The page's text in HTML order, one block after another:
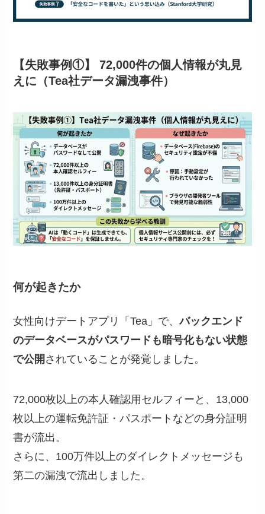
【失敗事例①】 72,000件の個人情報が丸見
えに（Tea社データ漏洩事件）
何が起きたか
女性向けデートアプリ「Tea」で、バックエンド
のデータベースがパスワードも暗号化もない状態
で公開 されていることが発覚しました。
72,000枚以上の本人確認用セルフィーと、13,000
枚以上の運転免許証・パスポートなどの身分証明
書が流出。
さらに、100万件以上のダイレクトメッセージも
第二の漏洩で流出しました。